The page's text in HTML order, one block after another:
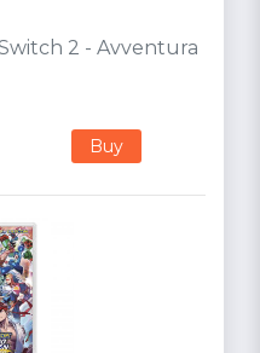
2 - Avventura
Buy